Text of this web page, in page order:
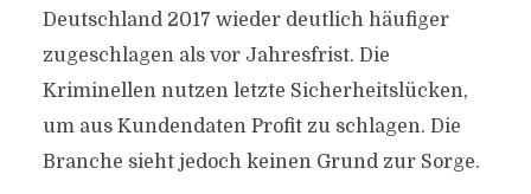
Deutschland 2017 wieder deutlich häufiger
zugeschlagen als vor Jahresfrist. Die
Kriminellen nutzen letzte Sicherheitslücken,
um aus Kundendaten Profit zu schlagen. Die
Branche sieht jedoch keinen Grund zur Sorge.